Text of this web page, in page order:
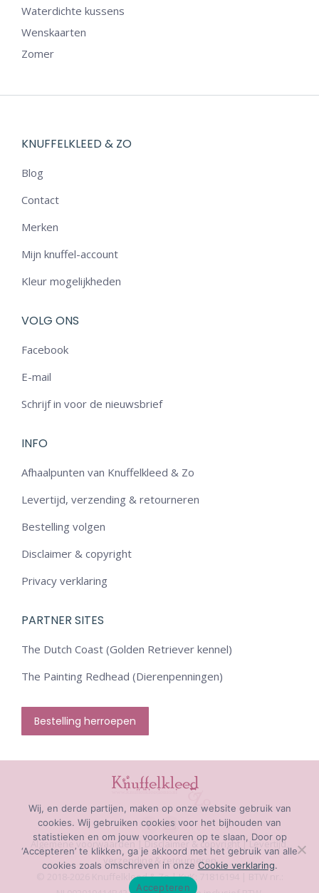
Waterdichte kussens
Wenskaarten
Zomer
KNUFFELKLEED & ZO
Blog
Contact
Merken
Mijn knuffel-account
Kleur mogelijkheden
VOLG ONS
Facebook
E-mail
Schrijf in voor de nieuwsbrief
INFO
Afhaalpunten van Knuffelkleed & Zo
Levertijd, verzending & retourneren
Bestelling volgen
Disclaimer & copyright
Privacy verklaring
PARTNER SITES
The Dutch Coast (Golden Retriever kennel)
The Painting Redhead (Dierenpenningen)
Bestelling herroepen
Facebook
page
opens
in
Mail
page
opens
in
Algemene voorwaarden|Disclaimer & copyright| Levertijd,
verzending & retourneren
© 2018-2026 Knuffelkleed & Zo | KvK: 71816194 | BTW nr.:
Wij, en derde partijen, maken op onze website gebruik van
cookies. Wij gebruiken cookies voor het bijhouden van
statistieken en om jouw voorkeuren op te slaan, Door op
‘Accepteren’ te klikken, ga je akkoord met het gebruik van alle
cookies zoals omschreven in onze Cookie verklaring.
Accepteren